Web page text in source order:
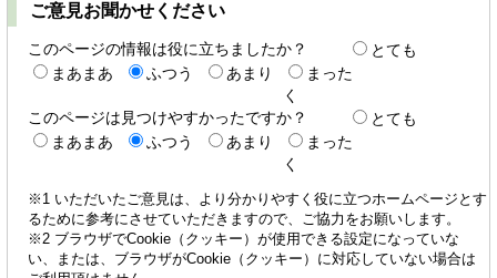
ご意見お聞かせください
このページの情報は役に立ちましたか？
とても
まあまあ
ふつう あまり
まった
く
このページは見つけやすかったですか？
とても
まあまあ
ふつう あまり
まった
く
※1 いただいたご意見は、より分かりやすく役に立つホームページとす
るために参考にさせていただきますので、ご協力をお願いします。
※2 ブラウザでCookie（クッキー）が使用できる設定になっていな
い、または、ブラウザがCookie（クッキー）に対応していない場合は